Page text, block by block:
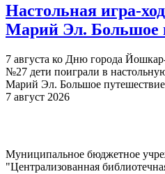
Настольная игра-
Марий Эл. Большое
7 августа ко Дню города
№27 дети поиграли в
Марий Эл. Большое
7 август 2026
Муниципальное бюджетное
"Централизованная